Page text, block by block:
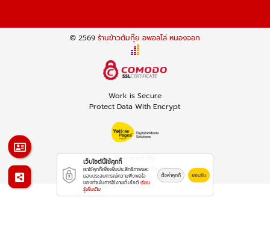
© 2569 ร้านข้าวต้มกุ๊ย อพอลโล่ หนองจอก
Work is Secure
Protect Data With Encrypt
Powered By
Thailand YellowPages
เว็บไซต์นี้ใช้คุกกี้
เราใช้คุกกี้เพื่อเพิ่มประสิทธิภาพและ
มอบประสบการณ์ความพึงพอใจ
ของท่านในการใช้งานเว็บไซต์ เรียน
รู้เพิ่มเติม
ตั้งค่าคุกกี้ ยอมรับ